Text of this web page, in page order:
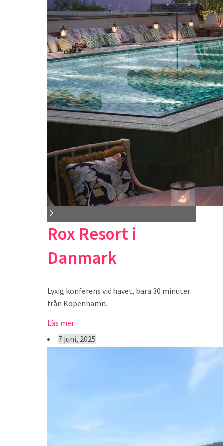
Rox Resort i
Danmark
Lyxig konferens vid havet, bara 30 minuter
från Köpenhamn.
Läs mer
7 juni, 2025